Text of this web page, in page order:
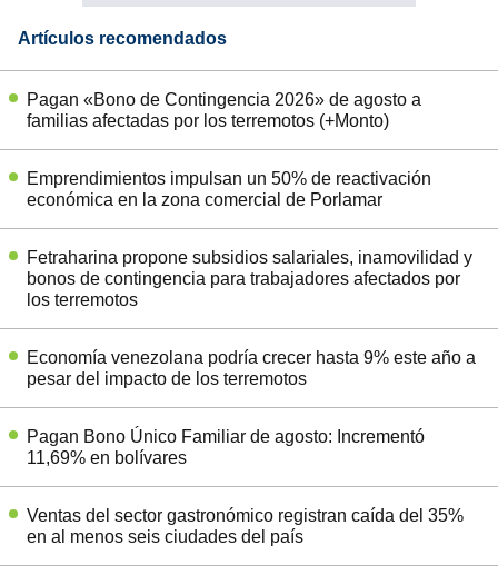
Artículos recomendados
Pagan «Bono de Contingencia 2026» de agosto a
familias afectadas por los terremotos (+Monto)
Emprendimientos impulsan un 50% de reactivación
económica en la zona comercial de Porlamar
Fetraharina propone subsidios salariales, inamovilidad y
bonos de contingencia para trabajadores afectados por
los terremotos
Economía venezolana podría crecer hasta 9% este año a
pesar del impacto de los terremotos
Pagan Bono Único Familiar de agosto: Incrementó
11,69% en bolívares
Ventas del sector gastronómico registran caída del 35%
en al menos seis ciudades del país